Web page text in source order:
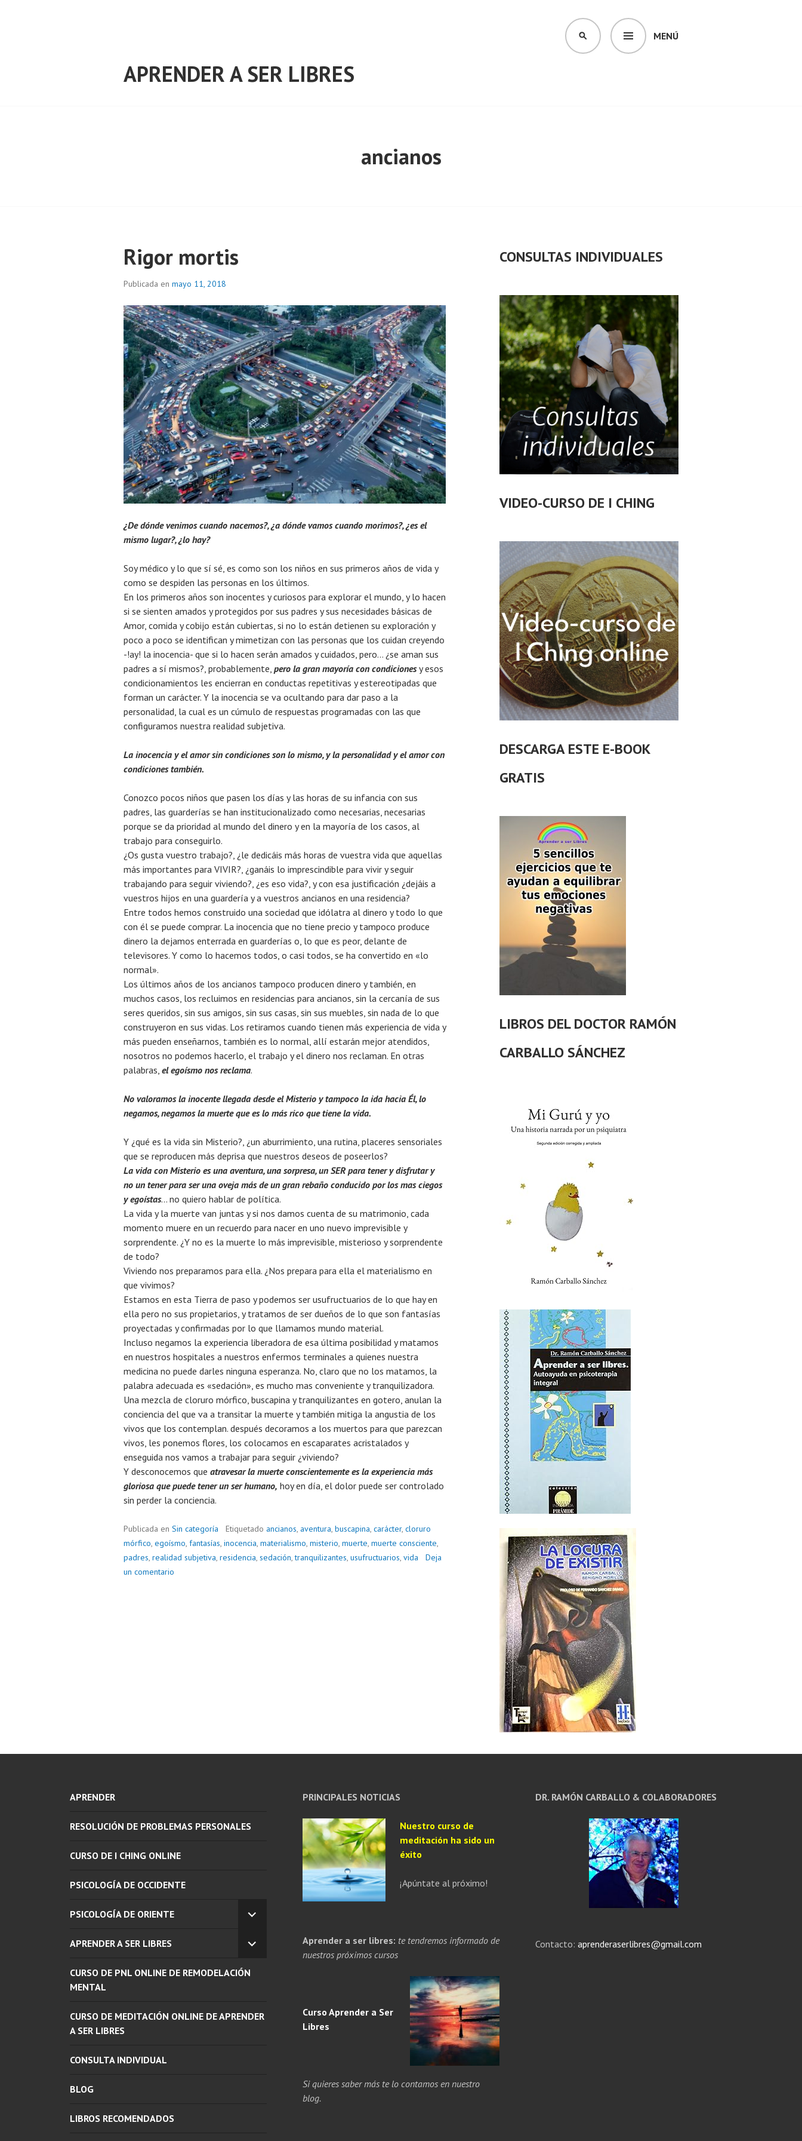
APRENDER A SER LIBRES
MENÚ
BUSCAR
ancianos
Rigor mortis
Publicada en mayo 11, 2018
¿De dónde venimos cuando nacemos?, ¿a dónde vamos cuando morimos?, ¿es el
mismo lugar?, ¿lo hay?
Soy médico y lo que sí sé, es como son los niños en sus primeros años de vida y
como se despiden las personas en los últimos.
En los primeros años son inocentes y curiosos para explorar el mundo, y lo hacen
si se sienten amados y protegidos por sus padres y sus necesidades básicas de
Amor, comida y cobijo están cubiertas, si no lo están detienen su exploración y
poco a poco se identifican y mimetizan con las personas que los cuidan creyendo
-!ay! la inocencia- que si lo hacen serán amados y cuidados, pero… ¿se aman sus
padres a sí mismos?, probablemente, pero la gran mayoría con condicionesy esos
condicionamientos les encierran en conductas repetitivas y estereotipadas que
forman un carácter. Y la inocencia se va ocultando para dar paso a la
personalidad, la cual es un cúmulo de respuestas programadas con las que
configuramos nuestra realidad subjetiva.
La inocencia y el amor sin condiciones son lo mismo, y la personalidad y el amor con
condiciones también.
Conozco pocos niños que pasen los días y las horas de su infancia con sus
padres, las guarderías se han institucionalizado como necesarias, necesarias
porque se da prioridad al mundo del dinero y en la mayoría de los casos, al
trabajo para conseguirlo.
¿Os gusta vuestro trabajo?, ¿le dedicáis más horas de vuestra vida que aquellas
más importantes para VIVIR?, ¿ganáis lo imprescindible para vivir y seguir
trabajando para seguir viviendo?, ¿es eso vida?, y con esa justificación ¿dejáis a
vuestros hijos en una guardería y a vuestros ancianos en una residencia?
Entre todos hemos construido una sociedad que idólatra al dinero y todo lo que
con él se puede comprar. La inocencia que no tiene precio y tampoco produce
dinero la dejamos enterrada en guarderías o, lo que es peor, delante de
televisores. Y como lo hacemos todos, o casi todos, se ha convertido en «lo
normal».
Los últimos años de los ancianos tampoco producen dinero y también, en
muchos casos, los recluimos en residencias para ancianos, sin la cercanía de sus
seres queridos, sin sus amigos, sin sus casas, sin sus muebles, sin nada de lo que
construyeron en sus vidas. Los retiramos cuando tienen más experiencia de vida y
más pueden enseñarnos, también es lo normal, allí estarán mejor atendidos,
nosotros no podemos hacerlo, el trabajo y el dinero nos reclaman. En otras
palabras, el egoísmo nos reclama.
No valoramos la inocente llegada desde el Misterio y tampoco la ida hacia Él, lo
negamos, negamos la muerte que es lo más rico que tiene la vida.
Y ¿qué es la vida sin Misterio?, ¿un aburrimiento, una rutina, placeres sensoriales
que se reproducen más deprisa que nuestros deseos de poseerlos?
La vida con Misterio es una aventura, una sorpresa, un SER para tener y disfrutar y
no un tener para ser una oveja más de un gran rebaño conducido por los mas ciegos
y egoístas… no quiero hablar de política.
La vida y la muerte van juntas y si nos damos cuenta de su matrimonio, cada
momento muere en un recuerdo para nacer en uno nuevo imprevisible y
sorprendente. ¿Y no es la muerte lo más imprevisible, misterioso y sorprendente
de todo?
Viviendo nos preparamos para ella. ¿Nos prepara para ella el materialismo en
que vivimos?
Estamos en esta Tierra de paso y podemos ser usufructuarios de lo que hay en
ella pero no sus propietarios, y tratamos de ser dueños de lo que son fantasías
proyectadas y confirmadas por lo que llamamos mundo material.
Incluso negamos la experiencia liberadora de esa última posibilidad y matamos
en nuestros hospitales a nuestros enfermos terminales a quienes nuestra
medicina no puede darles ninguna esperanza. No, claro que no los matamos, la
palabra adecuada es «sedación», es mucho mas conveniente y tranquilizadora.
Una mezcla de cloruro mórfico, buscapina y tranquilizantes en gotero, anulan la
conciencia del que va a transitar la muerte y también mitiga la angustia de los
vivos que los contemplan. después decoramos a los muertos para que parezcan
vivos, les ponemos flores, los colocamos en escaparates acristalados y
enseguida nos vamos a trabajar para seguir ¿viviendo?
Y desconocemos que atravesar la muerte conscientemente es la experiencia más
gloriosa que puede tener un ser humano, hoy en día, el dolor puede ser controlado
sin perder la conciencia.
Publicada en Sin categoría Etiquetado ancianos, aventura, buscapina, carácter, cloruro
mórfico, egoísmo, fantasías, inocencia, materialismo, misterio, muerte, muerte consciente,
padres, realidad subjetiva, residencia, sedación,tranquilizantes, usufructuarios, vida
Deja
un comentario
CONSULTAS INDIVIDUALES
VIDEO-CURSO DE I CHING
DESCARGA ESTE E-BOOK
GRATIS
LIBROS DEL DOCTOR RAMÓN
CARBALLO SÁNCHEZ
APRENDER
RESOLUCIÓN DE PROBLEMAS PERSONALES
CURSO DE I CHING ONLINE
PSICOLOGÍA DE OCCIDENTE
PSICOLOGÍA DE ORIENTE
EXPANDE
MENÚ
APRENDER A SER LIBRES
EXPANDE
CURSO DE PNL ONLINE DE REMODELACIÓN
MENTAL
CURSO DE MEDITACIÓN ONLINE DE APRENDER
A SER LIBRES
CONSULTA INDIVIDUAL
BLOG
LIBROS RECOMENDADOS
PRINCIPALES NOTICIAS
Nuestro curso de
meditación ha sido un
éxito
¡Apúntate al próximo!
Aprender a ser libres: te tendremos informado de
nuestros próximos cursos
Curso Aprender a Ser
Libres
Si quieres saber más te lo contamos en nuestro
blog.
DR. RAMÓN CARBALLO & COLABORADORES
Contacto: aprenderaserlibres@gmail.com